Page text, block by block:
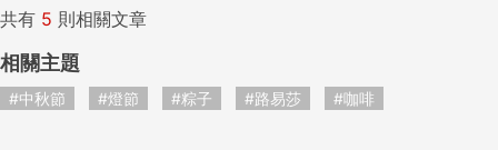
共有 5 則相關文章
相關主題
#中秋節 #燈節 #粽子 #路易莎 #咖啡